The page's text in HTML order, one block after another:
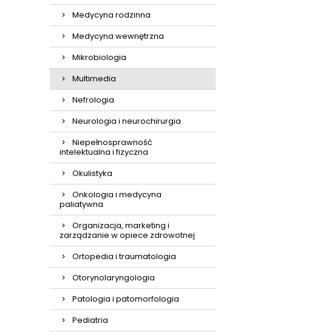
Medycyna rodzinna
Medycyna wewnętrzna
Mikrobiologia
Multimedia
Nefrologia
Neurologia i neurochirurgia
Niepełnosprawność
intelektualna i fizyczna
Okulistyka
Onkologia i medycyna
paliatywna
Organizacja, marketing i
zarządzanie w opiece zdrowotnej
Ortopedia i traumatologia
Otorynolaryngologia
Patologia i patomorfologia
Pediatria